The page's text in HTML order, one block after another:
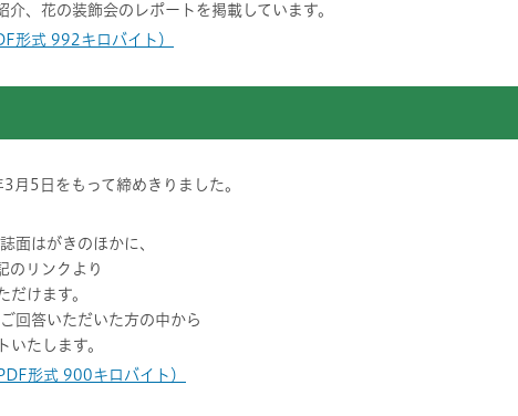
介、花の装飾会のレポートを掲載しています。
形式 992キロバイト）
5日をもって締めきりました。
面はがきのほかに、
のリンクより
だけます。
回答いただいた方の中から
いたします。
形式 900キロバイト）